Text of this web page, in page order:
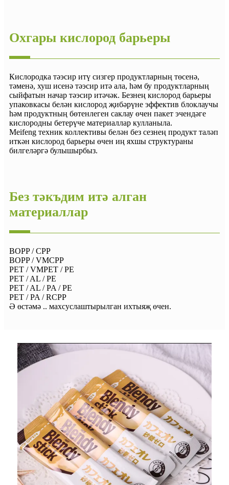
Oxгары кислород барьеры
Кислородка тәэсир итү сизгер продуктларның төсенә,
тәменә, хуш исенә тәэсир итә ала, һәм бу продуктларның
сыйфатын начар тәэсир итәчәк. Безнең кислород барьеры
упаковкасы белән кислород җибәрүне эффектив блоклаучы
һәм продуктның бөтенлеген саклау өчен пакет эчендәге
кислородны бетерүче материаллар кулланыла.
Meifeng техник коллективы белән без сезнең продукт таләп
иткән кислород барьеры өчен иң яхшы структураны
билгеләргә булышырбыз.
Без тәкъдим итә алган
материаллар
BOPP / CPP
BOPP / VMCPP
PET / VMPET / PE
PET / AL / PE
PET / AL / PA / PE
PET / PA / RCPP
Ә өстәмә .. махсуслаштырылган ихтыяҗ өчен.